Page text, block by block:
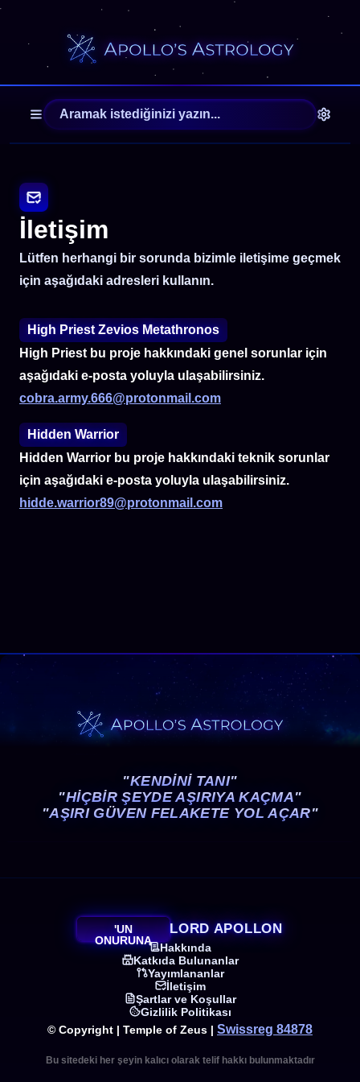
İletişim
Lütfen herhangi bir sorunda bizimle iletişime geçmek
için aşağıdaki adresleri kullanın.
High Priest Zevios Metathronos
High Priest bu proje hakkındaki genel sorunlar için
aşağıdaki e-posta yoluyla ulaşabilirsiniz.
cobra.army.666@protonmail.com
Hidden Warrior
Hidden Warrior bu proje hakkındaki teknik sorunlar
için aşağıdaki e-posta yoluyla ulaşabilirsiniz.
hidde.warrior89@protonmail.com
"KENDİNİ TANI"
"HİÇBİR ŞEYDE AŞIRIYA KAÇMA"
"AŞIRI GÜVEN FELAKETE YOL AÇAR"
'UN
ONURUNA
LORD APOLLON
Hakkında
Katkıda Bulunanlar
Yayımlananlar
İletişim
Şartlar ve Koşullar
Gizlilik Politikası
© Copyright | Temple of Zeus | Swissreg 84878
Bu sitedeki her şeyin kalıcı olarak telif hakkı bulunmaktadır